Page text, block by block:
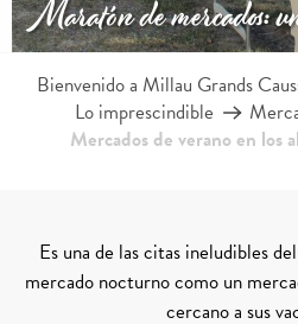
Maratón de mercados:
Bienvenido a Millau Grands
Lo imprescindible
Mercados de verano en los
Es una de las citas ineludibles
mercado nocturno como un
cercano a sus